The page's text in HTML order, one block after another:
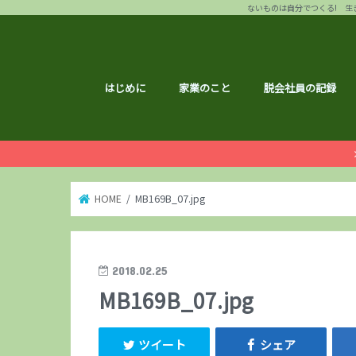
ないものは自分でつくる! 生
はじめに 家業のこと 脱会社員の記録
HOME MB169B_07.jpg
2018.02.25
MB169B_07.jpg
ツイート シェア